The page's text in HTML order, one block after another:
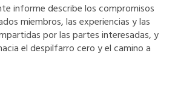
informe describe los compromisos
miembros, las experiencias y las
por las partes interesadas, y
el despilfarro cero y el camino a